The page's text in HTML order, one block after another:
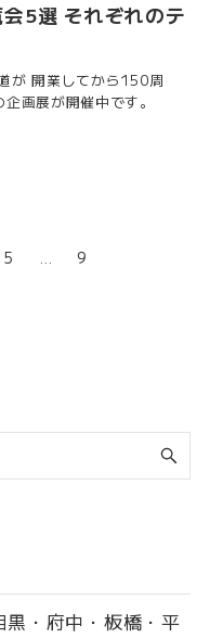
5選 それぞれのテ
が 開業してから150周
画展が開催中です。
5 … 9
・府中・板橋・平